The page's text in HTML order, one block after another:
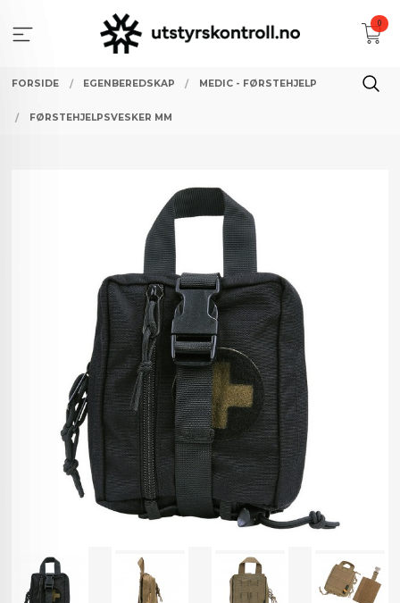
innholdet
0
FORSIDE EGENBEREDSKAP MEDIC - FØRSTEHJELP
FØRSTEHJELPSVESKER MM